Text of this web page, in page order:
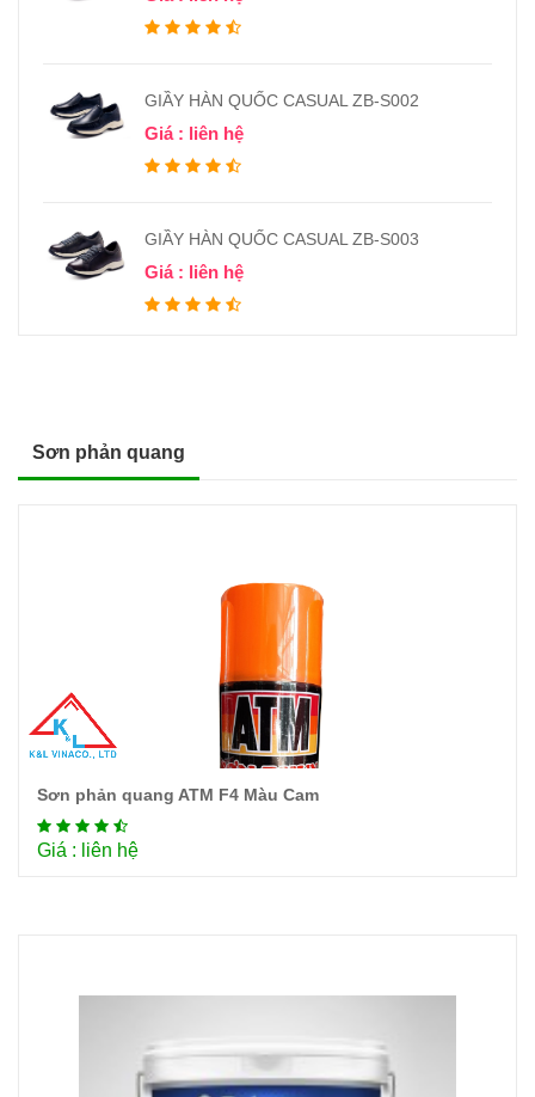
GIẦY HÀN QUỐC CASUAL ZB-S002
Giá : liên hệ
GIẦY HÀN QUỐC CASUAL ZB-S003
Giá : liên hệ
Sơn phản quang
Chi tiết
Sơn phản quang ATM F4 Màu Cam
Giá : liên hệ